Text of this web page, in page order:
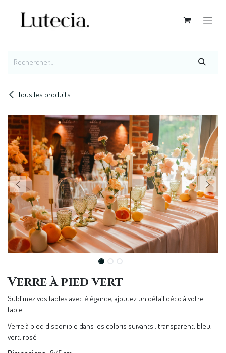
Tous les produits
Verre à pied vert
Sublimez vos tables avec élégance, ajoutez un détail déco à votre
table !
Verre à pied disponible dans les coloris suivants : transparent, bleu,
vert, rosé